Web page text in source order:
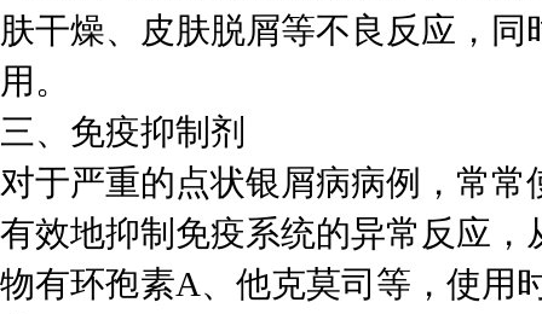
肤干燥、皮肤脱屑等不良反应，
用。
三、免疫抑制剂
对于严重的点状银屑病病例，常
有效地抑制免疫系统的异常反应
物有环孢素A、他克莫司等，使用